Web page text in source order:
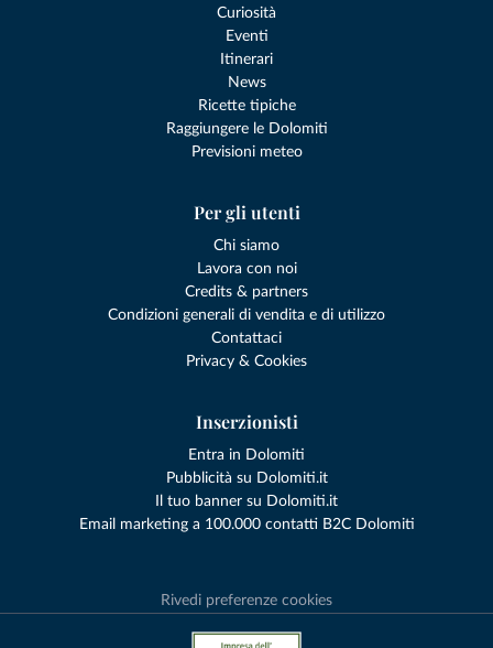
Curiosità
Eventi
Itinerari
News
Ricette tipiche
Raggiungere le Dolomiti
Previsioni meteo
Per gli utenti
Chi siamo
Lavora con noi
Credits & partners
Condizioni generali di vendita e di utilizzo
Contattaci
Privacy & Cookies
Inserzionisti
Entra in Dolomiti
Pubblicità su Dolomiti.it
Il tuo banner su Dolomiti.it
Email marketing a 100.000 contatti B2C Dolomiti
Rivedi preferenze cookies